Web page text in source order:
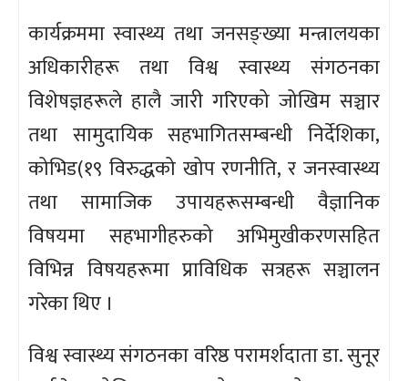
कार्यक्रममा स्वास्थ्य तथा जनसङ्ख्या मन्त्रालयका
अधिकारीहरू तथा विश्व स्वास्थ्य संगठनका
विशेषज्ञहरूले हालै जारी गरिएको जोखिम सञ्चार
तथा सामुदायिक सहभागितसम्बन्धी निर्देशिका,
कोभिड(१९ विरुद्धको खोप रणनीति, र जनस्वास्थ्य
तथा सामाजिक उपायहरूसम्बन्धी वैज्ञानिक
विषयमा सहभागीहरुको अभिमुखीकरणसहित
विभिन्न विषयहरूमा प्राविधिक सत्रहरू सञ्चालन
गरेका थिए ।
विश्व स्वास्थ्य संगठनका वरिष्ठ परामर्शदाता डा. सुनूर